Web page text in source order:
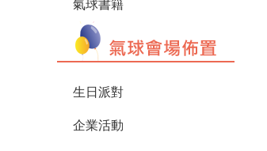
氣球書籍
生日派對
企業活動